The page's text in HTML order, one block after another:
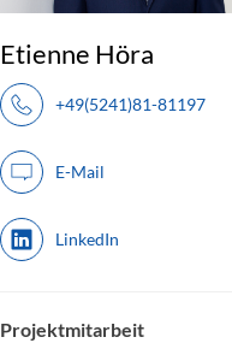
Etienne Höra
+49(5241)81-81197
E-Mail
LinkedIn
Projektmitarbeit